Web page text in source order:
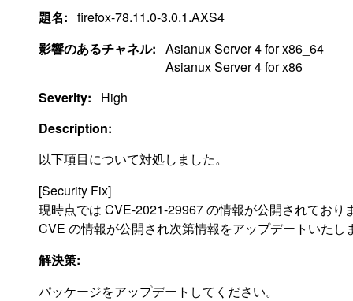
題名: firefox-78.11.0-3.0.1.AXS4
影響のあるチャネル: Asianux Server 4 for x86_64
Asianux Server 4 for x86
Severity:
High
Description:
以下項目について対処しました。
[Security Fix]
現時点では CVE-2021-29967 の情報が公開されており
CVE の情報が公開され次第情報をアップデートいたし
解決策:
パッケージをアップデートしてください。